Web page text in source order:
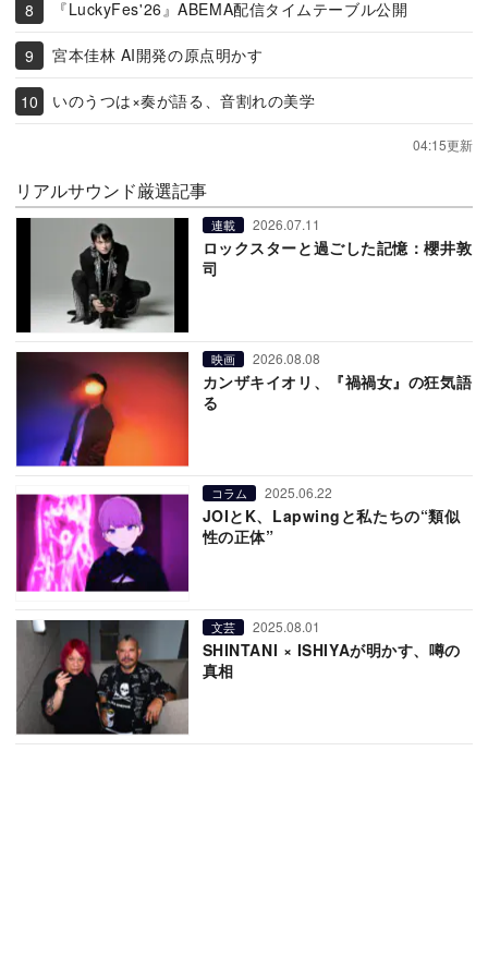
『LuckyFes'26』ABEMA配信タイムテーブル公開
宮本佳林 AI開発の原点明かす
いのうつは×奏が語る、音割れの美学
04:15更新
リアルサウンド厳選記事
連載 2026.07.11
ロックスターと過ごした記憶：櫻井敦
司
映画 2026.08.08
カンザキイオリ、『禍禍女』の狂気語
る
コラム 2025.06.22
JOIとK、Lapwingと私たちの“類似
性の正体”
文芸 2025.08.01
SHINTANI × ISHIYAが明かす、噂の
真相